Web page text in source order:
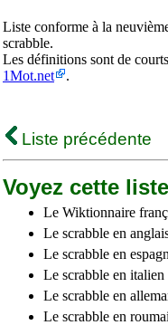
Liste conforme à la
scrabble.
Les définitions sont de
1Mot.net
.
Liste précédente
Voyez cette
Le Wiktionnaire
Le scrabble en
Le scrabble en
Le scrabble en italien
Le scrabble en
Le scrabble en